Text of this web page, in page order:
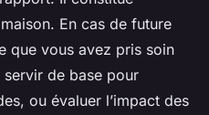
En cas de future
que vous avez pris soin
de base pour
ou évaluer l’impact des